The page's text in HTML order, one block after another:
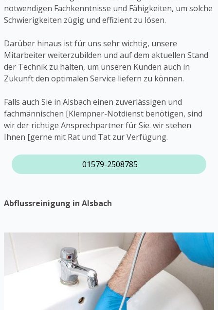
notwendigen Fachkenntnisse und Fähigkeiten, um solche
Schwierigkeiten zügig und effizient zu lösen.
Darüber hinaus ist für uns sehr wichtig, unsere
Mitarbeiter weiterzubilden und auf dem aktuellen Stand
der Technik zu halten, um unseren Kunden auch in
Zukunft den optimalen Service liefern zu können.
Falls auch Sie in Alsbach einen zuverlässigen und
fachmännischen [Klempner-Notdienst benötigen, sind
wir der richtige Ansprechpartner für Sie. wir stehen
Ihnen [gerne mit Rat und Tat zur Verfügung.
01579-2508785
Abflussreinigung in Alsbach